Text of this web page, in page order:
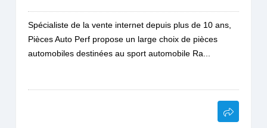
Spécialiste de la vente internet depuis plus de 10 ans,
Pièces Auto Perf propose un large choix de pièces
automobiles destinées au sport automobile Ra...